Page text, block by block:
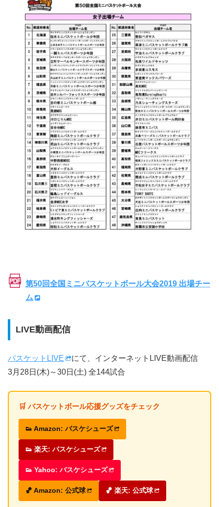
第50回全国ミニバスケットボール大会2019 出場チー
ム
LIVE動画配信
バスケットLIVE
にて、インターネットLIVE動画配信
3月28日(木)～30日(土) 全144試合
🛒 バスケットボール応援グッズをチェック
👟 Amazon: バスケシューズ
👟 楽天: バスケシューズ
👟 Yahoo: バスケシューズ
🏀 Amazon: 公式球 🏀 楽天: 公式球